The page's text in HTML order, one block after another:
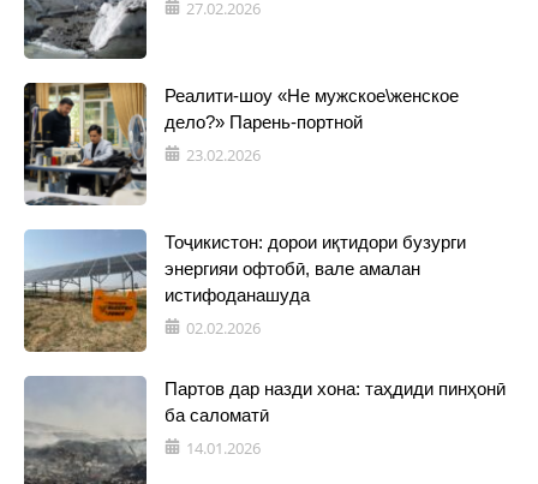
27.02.2026
Реалити-шоу «Не мужское\женское
дело?» Парень-портной
23.02.2026
Тоҷикистон: дорои иқтидори бузурги
энергияи офтобӣ, вале амалан
истифоданашуда
02.02.2026
Партов дар назди хона: таҳдиди пинҳонӣ
ба саломатӣ
14.01.2026